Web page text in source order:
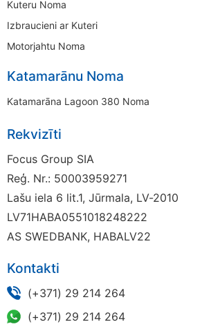
Kuteru Noma
Izbraucieni ar Kuteri
Motorjahtu Noma
Katamarānu Noma
Katamarāna Lagoon 380 Noma
Rekvizīti
Focus Group SIA
Reģ. Nr.: 50003959271
Lašu iela 6 lit.1, Jūrmala, LV-2010
LV71HABA0551018248222
AS SWEDBANK, HABALV22
Kontakti
(+371) 29 214 264
(+371) 29 214 264